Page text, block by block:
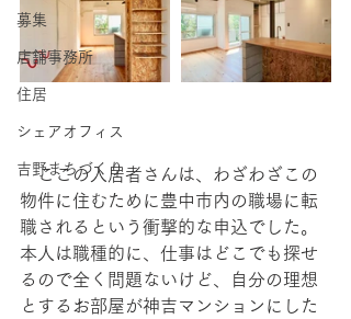
募集
店舗事務所
住居
シェアオフィス
吉野まちづくり
ここの入居者さんは、わざわざこの
物件に住むために豊中市内の職場に転
職されるという衝撃的な申込でした。
本人は職種的に、仕事はどこでも探せ
るので全く問題ないけど、自分の理想
とするお部屋が神吉マンションにした